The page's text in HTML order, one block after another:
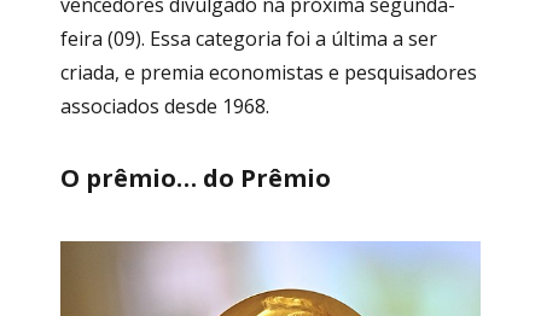
feira (09). Essa categoria foi a última a ser
criada, e premia economistas e pesquisadores
associados desde 1968.
O prêmio… do Prêmio